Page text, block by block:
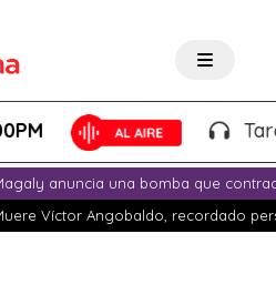
anuncia una bomba que
Víctor Angobaldo, recordado